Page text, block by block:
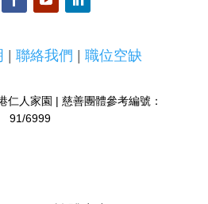
| 聯絡我們 | 職位空缺
仁人家園 | 慈善團體參考編號：
91/6999